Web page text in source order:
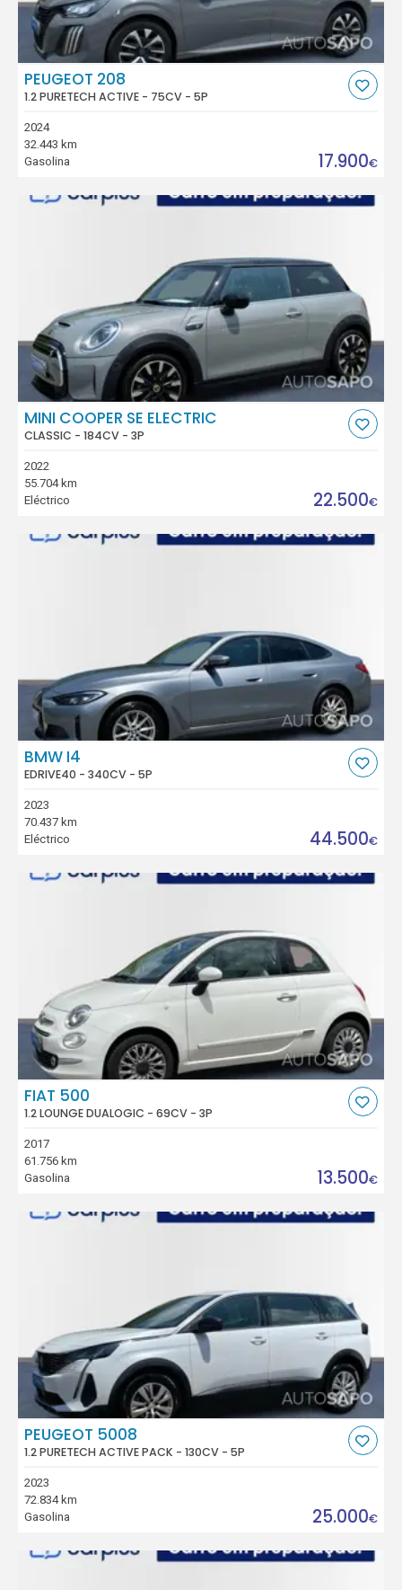
PEUGEOT 208
1.2 PURETECH ACTIVE - 75CV - 5P
2024
32.443 km
Gasolina
17.900€
MINI COOPER SE ELECTRIC
CLASSIC - 184CV - 3P
2022
55.704 km
Eléctrico
22.500€
BMW I4
EDRIVE40 - 340CV - 5P
2023
70.437 km
Eléctrico
44.500€
FIAT 500
1.2 LOUNGE DUALOGIC - 69CV - 3P
2017
61.756 km
Gasolina
13.500€
PEUGEOT 5008
1.2 PURETECH ACTIVE PACK - 130CV - 5P
2023
72.834 km
Gasolina
25.000€